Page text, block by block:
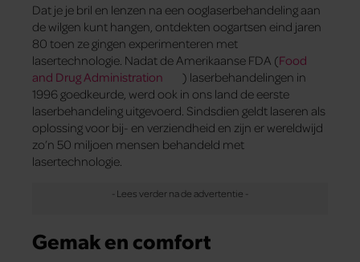
Dat je je bril en lenzen na een ooglaserbehandeling aan
de wilgen kunt hangen, ontdekten oogartsen eind jaren
80 toen ze gingen experimenteren met
lasertechnologie. Nadat de Amerikaanse FDA (Food
and Drug Administration
) laserbehandelingen in
1996 goedkeurde, werd ook in ons land de eerste
laserbehandeling uitgevoerd. Sindsdien geldt laseren als
oplossing voor bij- en verziendheid en zijn er wereldwijd
zo’n 50 miljoen mensen behandeld met
lasertechnologie.
Gemak en comfort